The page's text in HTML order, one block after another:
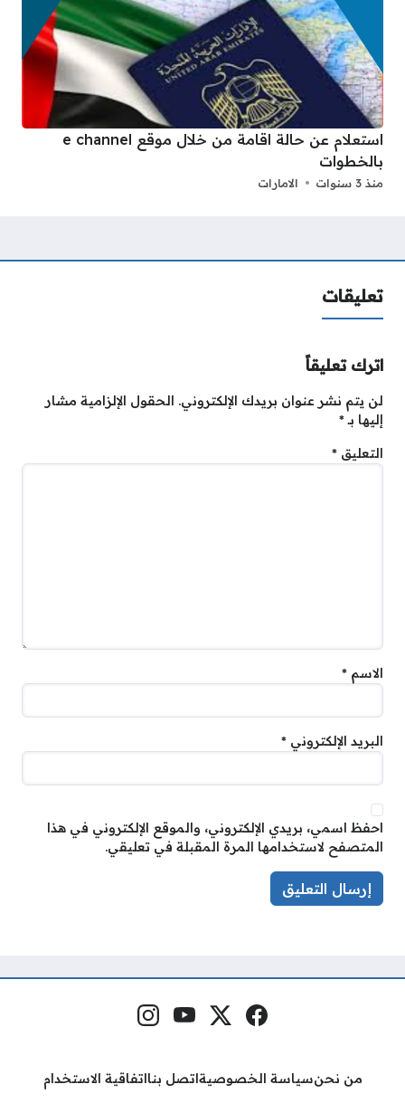
استعلام عن حالة اقامة من خلال موقع e channel
بالخطوات
منذ 3 سنوات الامارات
تعليقات
اترك تعليقاً
لن يتم نشر عنوان بريدك الإلكتروني.
الحقول الإلزامية مشار
إليها بـ*
التعليق *
الاسم *
البريد الإلكتروني *
احفظ اسمي، بريدي الإلكتروني، والموقع الإلكتروني في هذا
المتصفح لاستخدامها المرة المقبلة في تعليقي.
مواقع التواصل فيسبوكمنصة إكس
يوتيوبإنستغرام
من نحنسياسة الخصوصيةاتصل بنااتفاقية الاستخدام